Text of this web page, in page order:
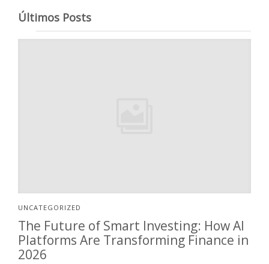
Últimos Posts
UNCATEGORIZED
The Future of Smart Investing: How AI
Platforms Are Transforming Finance in
2026